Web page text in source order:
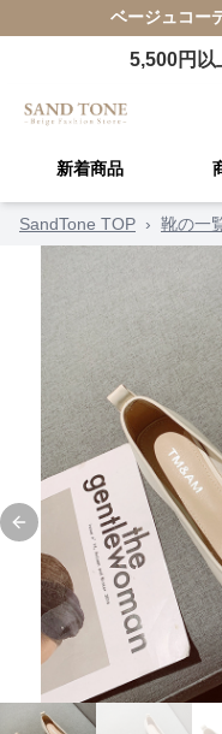
ベージュコー
5,500円
新着商品
SandTone TOP › 靴の一
Previous slide